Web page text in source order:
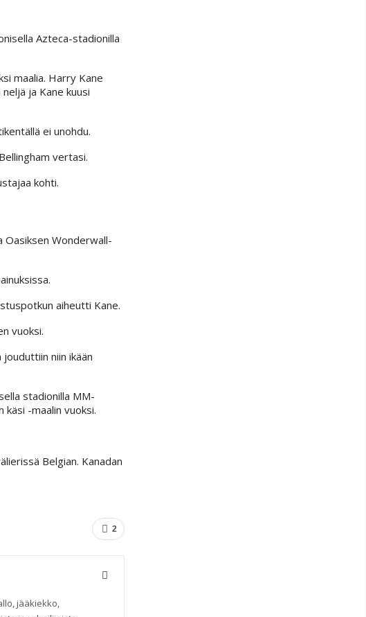
Azteca-stadionilla
maalia. Harry Kane
ja Kane kuusi
ei unohdu.
vertasi.
kohti.
Oasiksen Wonderwall-
aiheutti Kane.
vuoksi.
niin ikään
stadionilla MM-
-maalin vuoksi.
Belgian. Kanadan
2
jääkiekko,